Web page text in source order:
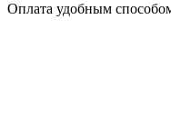
Оплата удобным